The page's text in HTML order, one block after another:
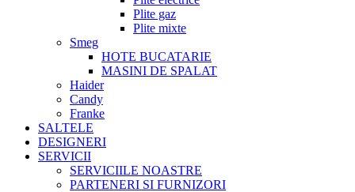
Plite gaz
Plite mixte
Smeg
HOTE BUCATARIE
MASINI DE SPALAT
Haider
Candy
Franke
SALTELE
DESIGNERI
SERVICII
SERVICIILE NOASTRE
PARTENERI SI FURNIZORI